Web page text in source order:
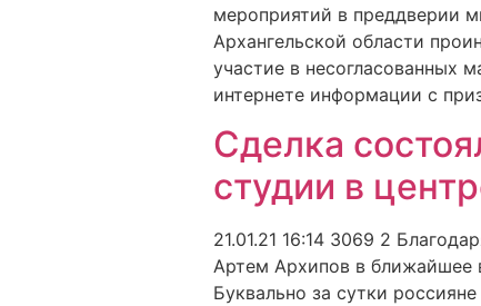
мероприятий в преддверии
Архангельской области
участие в несогласованных
интернете информации с
Сделка
студии в
21.01.21 16:14 3069 2
Артем Архипов в ближайшее
Буквально за сутки